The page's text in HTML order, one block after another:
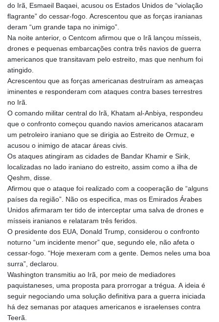
do Irã, Esmaeil Baqaei, acusou os Estados Unidos de “violação
flagrante” do cessar-fogo. Acrescentou que as forças iranianas
deram “um grande tapa no inimigo”.
Na noite anterior, o Centcom afirmou que o Irã lançou mísseis,
drones e pequenas embarcações contra três navios de guerra
americanos que transitavam pelo estreito, mas que nenhum foi
atingido.
Acrescentou que as forças americanas destruíram as ameaças
iminentes e responderam com ataques contra bases terrestres
no Irã.
O comando militar central do Irã, Khatam al-Anbiya, respondeu
que o confronto começou quando navios americanos atacaram
um petroleiro iraniano que se dirigia ao Estreito de Ormuz, e
acusou o inimigo de atacar áreas civis.
Os ataques atingiram as cidades de Bandar Khamir e Sirik,
localizadas no lado iraniano do estreito, assim como a ilha de
Qeshm, disse.
Afirmou que o ataque foi realizado com a cooperação de “alguns
países da região”. Não os especifica, mas os Emirados Árabes
Unidos afirmaram ter tido de interceptar uma salva de drones e
mísseis iranianos e relataram três feridos.
O presidente dos EUA, Donald Trump, considerou o confronto
noturno “um incidente menor” que, segundo ele, não afeta o
cessar-fogo. “Hoje mexeram com a gente. Demos neles uma boa
surra”, declarou.
Washington transmitiu ao Irã, por meio de mediadores
paquistaneses, uma proposta para prorrogar a trégua. A ideia é
seguir negociando uma solução definitiva para a guerra iniciada
há dez semanas por ataques americanos e israelenses contra
Teerã.